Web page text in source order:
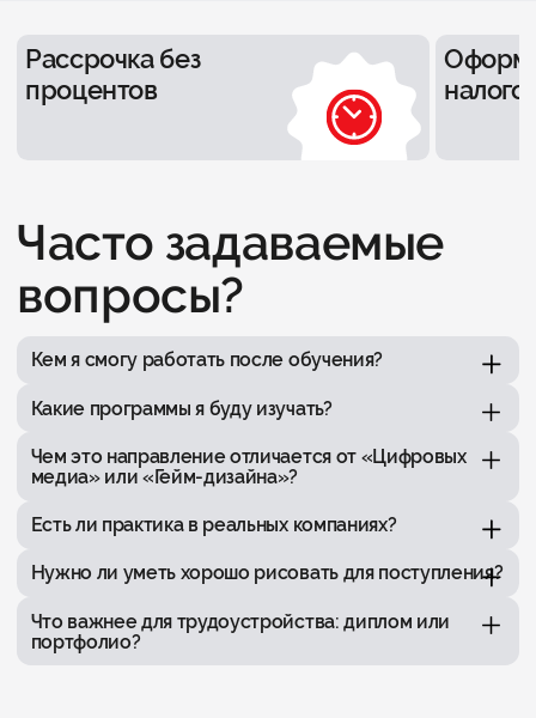
Рассрочка без
процентов
Часто задаваемые
вопросы?
Кем я смогу работать после обучения?
Какие программы я буду изучать?
Чем это направление отличается от «Цифровых
медиа» или «Гейм-дизайна»?
Есть ли практика в реальных компаниях?
Нужно ли уметь хорошо рисовать для поступления?
Что важнее для трудоустройства: диплом или
портфолио?